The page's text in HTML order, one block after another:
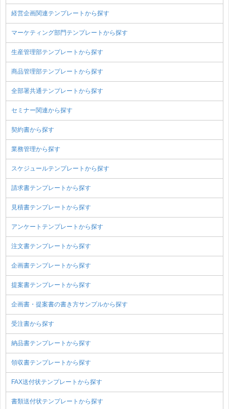
経営企画関連テンプレートから探す
マーケティング部門テンプレートから探す
生産管理部テンプレートから探す
商品管理部テンプレートから探す
全部署共通テンプレートから探す
セミナー関連から探す
契約書から探す
業務管理から探す
スケジュールテンプレートから探す
請求書テンプレートから探す
見積書テンプレートから探す
アンケートテンプレートから探す
注文書テンプレートから探す
企画書テンプレートから探す
提案書テンプレートから探す
企画書・提案書の書き方サンプルから探す
受注書から探す
納品書テンプレートから探す
領収書テンプレートから探す
FAX送付状テンプレートから探す
書類送付状テンプレートから探す